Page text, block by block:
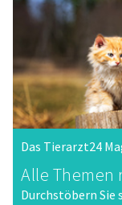
Das Tierarzt24
Alle Themen
Durchstöbern Sie